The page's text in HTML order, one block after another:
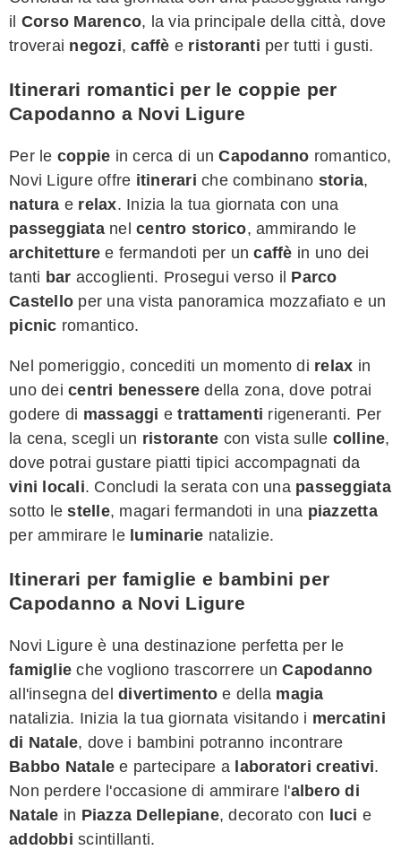
il Corso Marenco, la via principale della città, dove
troverai negozi,caffè e ristoranti per tutti i gusti.
Itinerari romantici per le coppie per
Capodanno a Novi Ligure
Per le coppie in cerca di unCapodanno romantico,
Novi Ligure offre itinerari che combinano storia,
natura e relax. Inizia la tua giornata con una
passeggiatanel centro storico, ammirando le
architetture e fermandoti per uncaffè in uno dei
tanti bar accoglienti. Prosegui verso il Parco
Castello per una vista panoramica mozzafiato e un
picnic romantico.
Nel pomeriggio, concediti un momento di relax in
uno dei centri benessere della zona, dove potrai
godere di massaggi etrattamenti rigeneranti. Per
la cena, scegli un ristorante con vista sulle colline,
dove potrai gustare piatti tipici accompagnati da
vini locali. Concludi la serata con una passeggiata
sotto lestelle, magari fermandoti in una piazzetta
per ammirare le luminarie natalizie.
Itinerari per famiglie e bambini per
Capodanno a Novi Ligure
Novi Ligure è una destinazione perfetta per le
famiglie che vogliono trascorrere unCapodanno
all'insegna del divertimento e della magia
natalizia. Inizia la tua giornata visitando i mercatini
di Natale, dove i bambini potranno incontrare
Babbo Natale e partecipare a laboratori creativi.
Non perdere l'occasione di ammirare l'albero di
Natale in Piazza Dellepiane, decorato con luci e
addobbi scintillanti.